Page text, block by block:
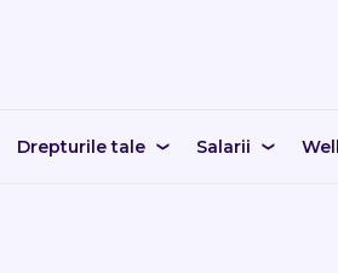
Drepturile tale Salarii